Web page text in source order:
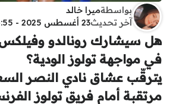
بواسطةميرا خالد
آخر تحديث23 أغسطس 2025 - 6:55ص
هل سيشارك رونالدو
في مواجهة تولوز الودية؟
يترقّب عشاق نادي النصر
مرتقبة أمام فريقتولوز